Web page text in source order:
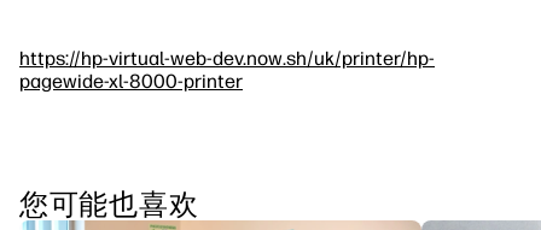
https://hp-virtual-web-dev.now.sh/uk/printer/hp-
pagewide-xl-8000-printer
您可能也喜欢